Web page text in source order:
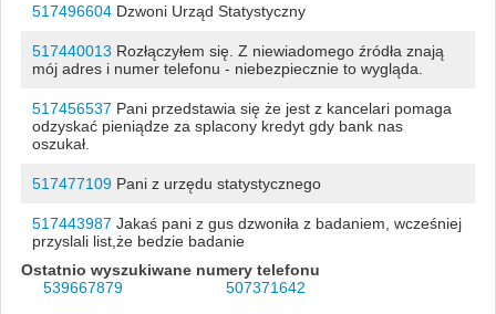
517496604Dzwoni Urząd Statystyczny
517440013 Rozłączyłem się. Z niewiadomego źródła znają
mój adres i numer telefonu - niebezpiecznie to wygląda.
517456537 Pani przedstawia się że jest z kancelari pomaga
odzyskać pieniądze za splacony kredyt gdy bank nas
oszukał.
517477109Pani z urzędu statystycznego
517443987 Jakaś pani z gus dzwoniła z badaniem, wcześniej
przyslali list,że bedzie badanie
Ostatnio wyszukiwane numery telefonu
539667879
507371642